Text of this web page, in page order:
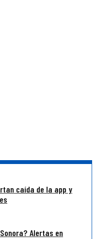
caída de la app y
Alertas en